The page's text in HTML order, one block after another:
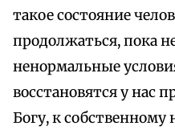
такое состояние
продолжаться, пока
ненормальные
восстановятся у нас
Богу, к собственному